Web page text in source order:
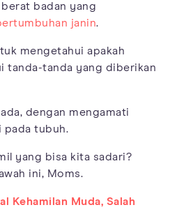
badan yang
janin.
mengetahui apakah
tanda-tanda yang diberikan
dengan mengamati
pada tubuh.
yang bisa kita sadari?
ini, Moms.
Kehamilan Muda, Salah